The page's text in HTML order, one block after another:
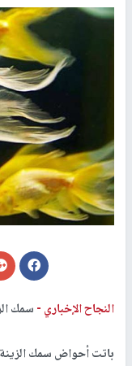
النجاح الإخباري -سمك
باتت أحواض سمك